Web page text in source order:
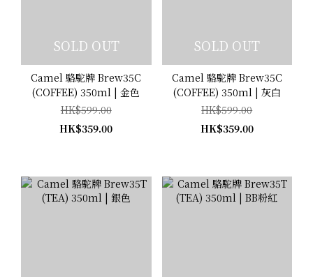
SOLD OUT
Camel 駱駝牌 Brew35C
(COFFEE) 350ml | 金色
HK$599.00
HK$359.00
SOLD OUT
Camel 駱駝牌 Brew35C
(COFFEE) 350ml | 灰白
HK$599.00
HK$359.00